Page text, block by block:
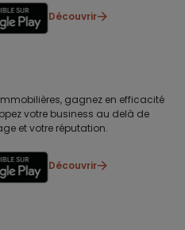
Découvrir
gagnez en efficacité
votre business au delà de
et votre réputation.
Découvrir